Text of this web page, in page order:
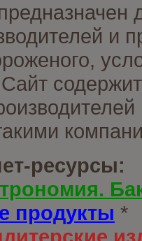
и
ресурсы:
продукты *